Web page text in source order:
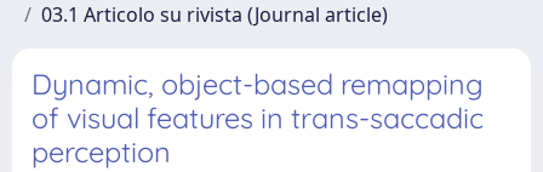
03.1 Articolo su rivista (Journal article)
Dynamic, object-based remapping
of visual features in trans-saccadic
perception